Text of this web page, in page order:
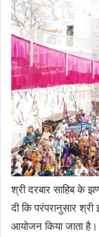
श्री दरबार साहिब के
दी कि परंपरानुसार
आयोजन किया जाता है।